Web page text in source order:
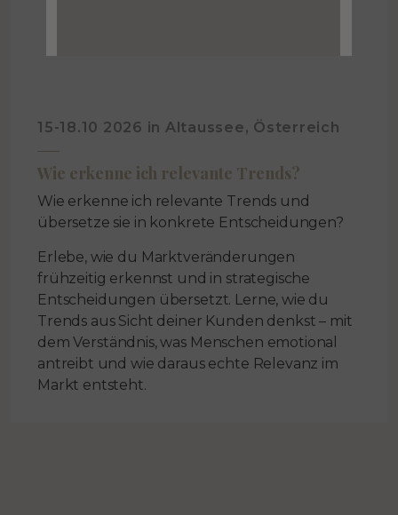
15-18.10 2026 in Altaussee, Österreich
Wie erkenne ich relevante Trends?
Wie erkenne ich relevante Trends und
übersetze sie in konkrete Entscheidungen?
Erlebe, wie du Marktveränderungen
frühzeitig erkennst und in strategische
Entscheidungen übersetzt. Lerne, wie du
Trends aus Sicht deiner Kunden denkst – mit
dem Verständnis, was Menschen emotional
antreibt und wie daraus echte Relevanz im
Markt entsteht.